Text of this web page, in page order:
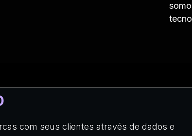
com seus clientes através de dados e